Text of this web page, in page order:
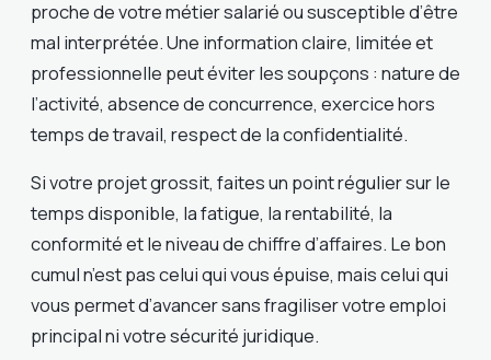
proche de votre métier salarié ou susceptible d’être
mal interprétée. Une information claire, limitée et
professionnelle peut éviter les soupçons : nature de
l’activité, absence de concurrence, exercice hors
temps de travail, respect de la confidentialité.
Si votre projet grossit, faites un point régulier sur le
temps disponible, la fatigue, la rentabilité, la
conformité et le niveau de chiffre d’affaires. Le bon
cumul n’est pas celui qui vous épuise, mais celui qui
vous permet d’avancer sans fragiliser votre emploi
principal ni votre sécurité juridique.